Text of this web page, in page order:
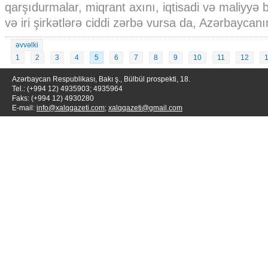
qarşıdurmalar, miqrant axını, iqtisadi və maliyyə
və iri şirkətlərə ciddi zərbə vursa da,
əvvəlki
1
2 3 4 5 6 7 8 9 10 11 12
Azərbaycan Respublikası, Bakı ş., Bülbül prospekti, 18.
Tel.: (+994 12) 4935903; 4935964
Faks: (+994 12) 4930280
E-mail: info@xalqqazeti.com; xalqqazeti@gmail.com